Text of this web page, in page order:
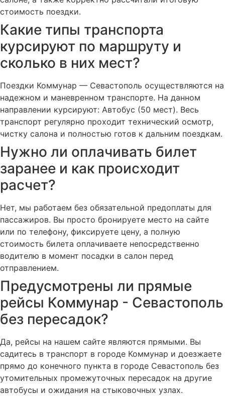
стоимость поездки.
Какие типы транспорта
курсируют по маршруту и
сколько в них мест?
Поездки Коммунар — Севастополь осуществляются на
надежном и маневренном транспорте. На данном
направлении курсируют: Автобус (50 мест). Весь
транспорт регулярно проходит технический осмотр,
чистку салона и полностью готов к дальним поездкам.
Нужно ли оплачивать билет
заранее и как происходит
расчет?
Нет, мы работаем без обязательной предоплаты для
пассажиров. Вы просто бронируете место на сайте
или по телефону, фиксируете цену, а полную
стоимость билета оплачиваете непосредственно
водителю в момент посадки в салон перед
отправлением.
Предусмотрены ли прямые
рейсы Коммунар - Севастополь
без пересадок?
Да, рейсы на нашем сайте являются прямыми. Вы
садитесь в транспорт в городе Коммунар и доезжаете
прямо до конечного пункта в городе Севастополь без
утомительных промежуточных пересадок на другие
автобусы и ожидания на стыковочных узлах.